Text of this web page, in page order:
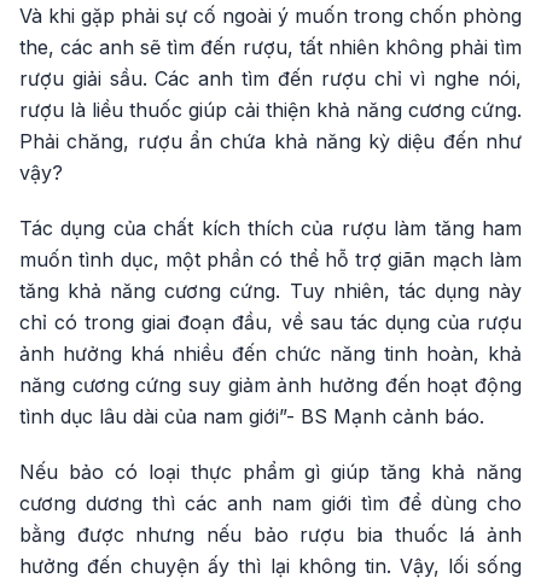
Và khi gặp phải sự cố ngoài ý muốn trong chốn phòng
the, các anh sẽ tìm đến rượu, tất nhiên không phải tìm
rượu giải sầu. Các anh tìm đến rượu chỉ vì nghe nói,
rượu là liều thuốc giúp cải thiện khả năng cương cứng.
Phải chăng, rượu ẩn chứa khả năng kỳ diệu đến như
vậy?
Tác dụng của chất kích thích của rượu làm tăng ham
muốn tình dục, một phần có thể hỗ trợ giãn mạch làm
tăng khả năng cương cứng. Tuy nhiên, tác dụng này
chỉ có trong giai đoạn đầu, về sau tác dụng của rượu
ảnh hưởng khá nhiều đến chức năng tinh hoàn, khả
năng cương cứng suy giảm ảnh hưởng đến hoạt động
tình dục lâu dài của nam giới”- BS Mạnh cảnh báo.
Nếu bảo có loại thực phẩm gì giúp tăng khả năng
cương dương thì các anh nam giới tìm để dùng cho
bằng được nhưng nếu bảo rượu bia thuốc lá ảnh
hưởng đến chuyện ấy thì lại không tin. Vậy, lối sống